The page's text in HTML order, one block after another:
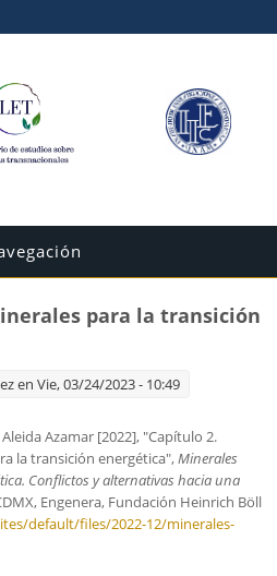
para la transición
en Vie, 03/24/2023 - 10:49
Azamar [2022], "Capítulo 2.
la transición energética",Minerales
Conflictos y alternativas hacia una
Engenera, Fundación Heinrich Böll
default/files/2022-12/minerales-